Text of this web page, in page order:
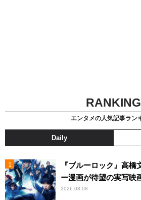
RANKING
エンタメの人気記事ラン
Daily
『ブルーロック』高
ー漫画が待望の実写映
2026.08.08